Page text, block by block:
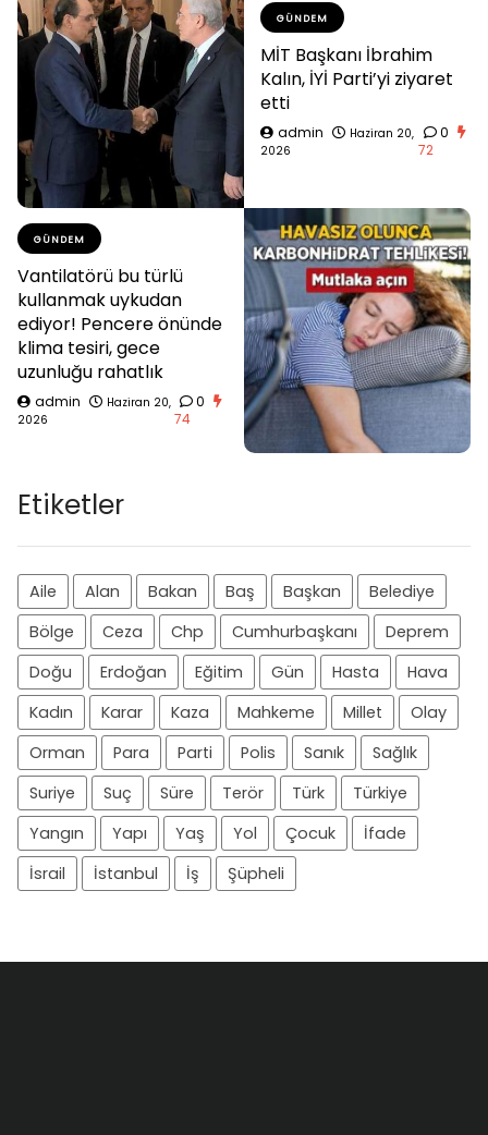
GÜNDEM
MİT Başkanı İbrahim
Kalın, İYİ Parti’yi ziyaret
etti
admin
Haziran 20,
2026
0
72
GÜNDEM
Vantilatörü bu türlü
kullanmak uykudan
ediyor! Pencere önünde
klima tesiri, gece
uzunluğu rahatlık
admin
Haziran 20,
2026
0
74
Etiketler
Aile Alan Bakan Baş Başkan
Belediye
Bölge
Ceza Chp Cumhurbaşkanı
Deprem
Doğu
Erdoğan Eğitim Gün Hasta
Hava
Kadın
Karar Kaza Mahkeme Millet
Olay
Orman
Para Parti Polis Sanık
Sağlık
Suriye
Suç Süre Terör Türk
Türkiye
Yangın
Yapı Yaş Yol Çocuk
İfade
İsrail
İstanbul İş Şüpheli